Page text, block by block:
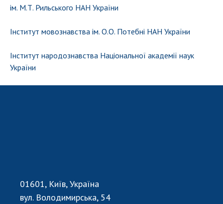
ім. М.Т. Рильського НАН України
Інститут мовознавства ім. О.О. Потебні НАН України
Інститут народознавства Національної академії наук
України
01601, Київ, Україна
вул. Володимирська, 54